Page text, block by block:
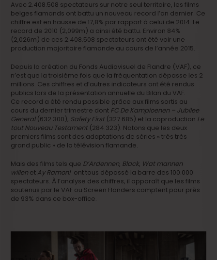
Avec 2.408.508 spectateurs sur notre seul territoire, les films
belges flamands ont battu un nouveau record l’an dernier. Ce
chiffre est en hausse de 17,8% par rapport à celui de 2014. Le
record de 2010 (2,099m) a ainsi été battu. Environ 84%
(2,026m) de ces 2.408.508 spectateurs ont été voir une
production majoritaire flamande au cours de l’année 2015.
Depuis la création du Fonds Audiovisuel de Flandre (VAF), ce
n’est que la troisième fois que la fréquentation dépasse les 2
millions. Ces chiffres et d’autres indicateurs ont été rendus
publics lors de la présentation annuelle du Bilan du VAF.
Ce record a été rendu possible grâce aux films sortis au
cours du dernier trimestre dont FC De Kampioenen – Jubilee
General (632.300), Safety First (327.685) et la coproduction Le
tout Nouveau Testament (284.323). Notons que les deux
premiers films sont des adaptations de séries « très très
grand public » de la télévision flamande.
Mais des films tels que D’Ardennen, Black, Wat mannen
willen et Ay Ramon!ont tous dépassé la barre des 100.000
spectateurs. À l’analyse des chiffres, il apparaît que les films
soutenus par le VAF ou Screen Flanders comptent pour près
de 93% dans ce box-office.